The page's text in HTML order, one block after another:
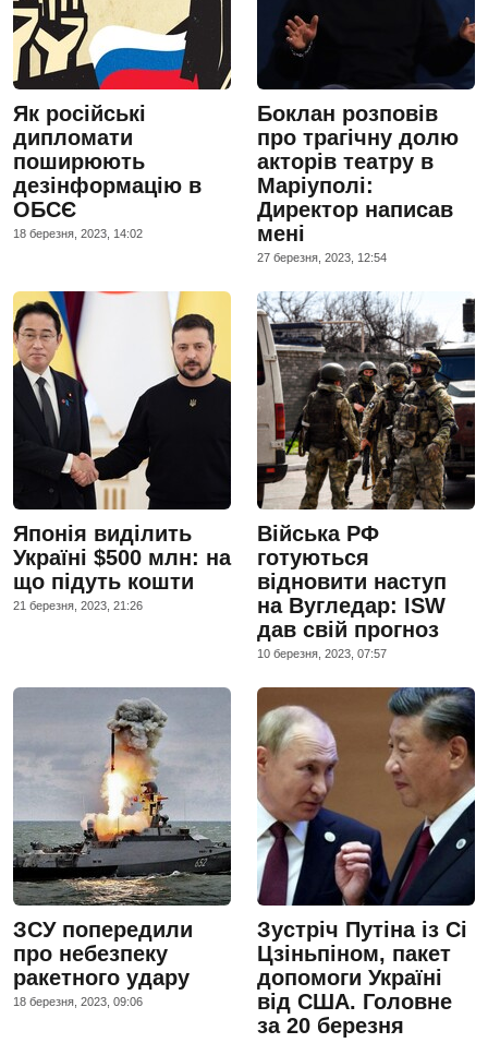
Як російські
дипломати
поширюють
дезінформацію в
ОБСЄ
18 березня, 2023, 14:02
Боклан розповів
про трагічну долю
акторів театру в
Маріуполі:
Директор написав
мені
27 березня, 2023, 12:54
Японія виділить
Україні $500 млн: на
що підуть кошти
21 березня, 2023, 21:26
Війська РФ
готуються
відновити наступ
на Вугледар: ISW
дав свій прогноз
10 березня, 2023, 07:57
ЗСУ попередили
про небезпеку
ракетного удару
18 березня, 2023, 09:06
Зустріч Путіна із Сі
Цзіньпіном, пакет
допомоги Україні
від США. Головне
за 20 березня